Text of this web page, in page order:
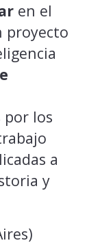
en el
proyecto
por los
a
y